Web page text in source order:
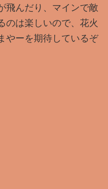
飛んだり、マインで敵
のは楽しいので、花火
やーを期待しているぞ